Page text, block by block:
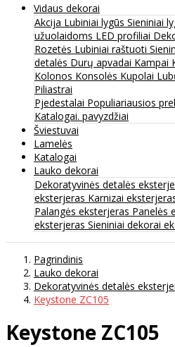
Vidaus dekorai
Akcija Lubiniai lygūs Sieniniai
užuolaidoms LED profiliai
Rozetės Lubiniai raštuoti
detalės Durų apvadai Kampai
Kolonos Konsolės Kupolai
Piliastrai
Pjedestalai Populiariausios
Katalogai. pavyzdžiai
Šviestuvai
Lamelės
Katalogai
Lauko dekorai
Dekoratyvinės detalės
eksterjeras Karnizai
Palangės eksterjeras Panelės
eksterjeras Sieniniai dekorai
Pagrindinis
Lauko dekorai
Dekoratyvinės detalės
Keystone ZC105
Keystone ZC105